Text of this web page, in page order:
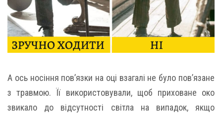
А ось носіння пов’язки на оці взагалі не було пов’язане
з травмою. Її використовували, щоб приховане око
звикало до відсутності світла на випадок, якщо